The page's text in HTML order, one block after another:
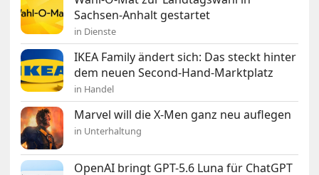
Sachsen-Anhalt gestartet
in Dienste
IKEA Family ändert sich: Das steckt hinter
dem neuen Second-Hand-Marktplatz
in Handel
Marvel will die X-Men ganz neu auflegen
in Unterhaltung
OpenAI bringt GPT-5.6 Luna für ChatGPT